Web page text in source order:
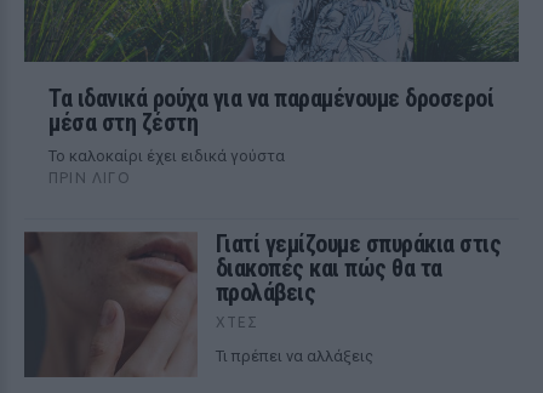
Τα ιδανικά ρούχα για να παραμένουμε δροσεροί
μέσα στη ζέστη
To καλοκαίρι έχει ειδικά γούστα
ΠΡΙΝ ΛΊΓΟ
Γιατί γεμίζουμε σπυράκια στις
διακοπές και πώς θα τα
προλάβεις
ΧΤΕΣ
Τι πρέπει να αλλάξεις